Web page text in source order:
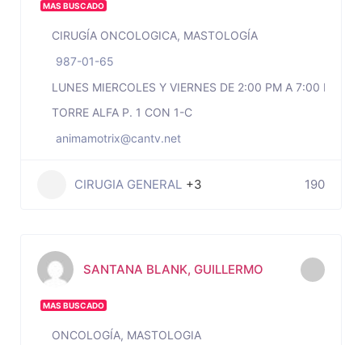
MAS BUSCADO
CIRUGÍA ONCOLOGICA, MASTOLOGÍA
987-01-65
LUNES MIERCOLES Y VIERNES DE 2:00 PM A 7:00 PM
TORRE ALFA P. 1 CON 1-C
animamotrix@cantv.net
CIRUGIA GENERAL +3 190
SANTANA BLANK, GUILLERMO
MAS BUSCADO
ONCOLOGÍA, MASTOLOGIA